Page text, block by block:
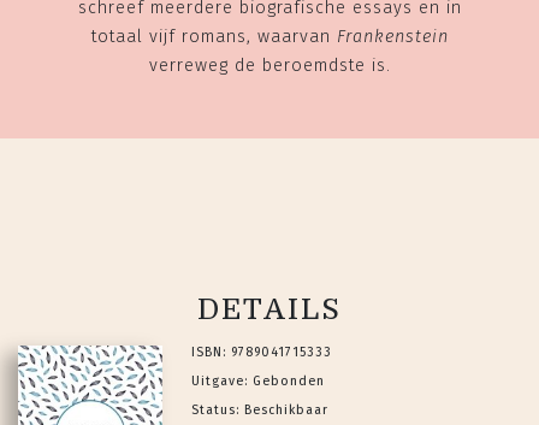
schreef meerdere biografische essays en in
totaal vijf romans, waarvan Frankenstein
verreweg de beroemdste is.
DETAILS
ISBN: 9789041715333
Uitgave: Gebonden
Status: Beschikbaar